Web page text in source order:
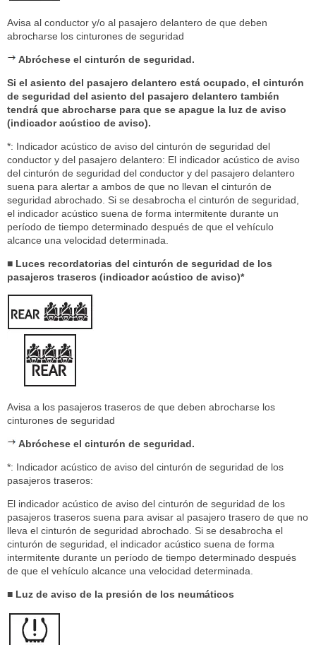
Avisa al conductor y/o al pasajero delantero de que deben
abrocharse los cinturones de seguridad
Abróchese el cinturón de seguridad.
Si el asiento del pasajero delantero está ocupado, el cinturón
de seguridad del asiento del pasajero delantero también
tendrá que abrocharse para que se apague la luz de aviso
(indicador acústico de aviso).
*: Indicador acústico de aviso del cinturón de seguridad del
conductor y del pasajero delantero: El indicador acústico de aviso
del cinturón de seguridad del conductor y del pasajero delantero
suena para alertar a ambos de que no llevan el cinturón de
seguridad abrochado. Si se desabrocha el cinturón de seguridad,
el indicador acústico suena de forma intermitente durante un
período de tiempo determinado después de que el vehículo
alcance una velocidad determinada.
■ Luces recordatorias del cinturón de seguridad de los
pasajeros traseros (indicador acústico de aviso)*
Avisa a los pasajeros traseros de que deben abrocharse los
cinturones de seguridad
Abróchese el cinturón de seguridad.
*: Indicador acústico de aviso del cinturón de seguridad de los
pasajeros traseros:
El indicador acústico de aviso del cinturón de seguridad de los
pasajeros traseros suena para avisar al pasajero trasero de que no
lleva el cinturón de seguridad abrochado. Si se desabrocha el
cinturón de seguridad, el indicador acústico suena de forma
intermitente durante un período de tiempo determinado después
de que el vehículo alcance una velocidad determinada.
■ Luz de aviso de la presión de los neumáticos